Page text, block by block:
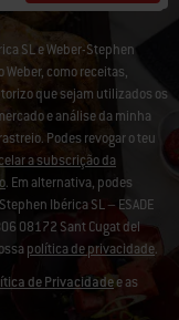
SL e Weber-Stephen
como receitas,
que sejam utilizados os
e análise da minha
Podes revogar o teu
a subscrição da
. Em alternativa, podes
Ibérica SL – ESADE
08172 Sant Cugat del
política de privacidade.
de Privacidadee as